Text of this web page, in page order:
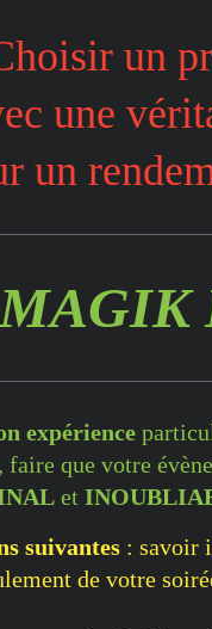
un
une
un
expérience
faire que votre
et
suivantes : savoir
de votre